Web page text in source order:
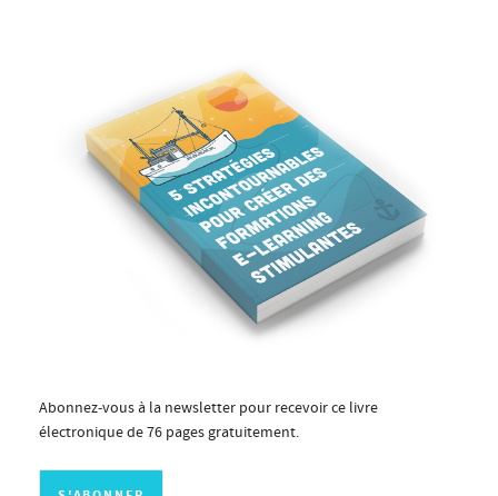
Abonnez-vous à la newsletter pour recevoir ce livre
électronique de 76 pages gratuitement.